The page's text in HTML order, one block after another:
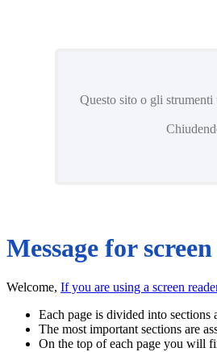
Questo sito o gli
Message for
Welcome, If you are using a screen
Each page is divided into sections
The most important sections are
On the top of each page you will